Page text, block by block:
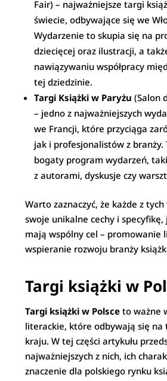
Fair) – najważniejsze targi
świecie, odbywające się we
Wydarzenie to skupia się na
dziecięcej oraz ilustracji, a
nawiązywaniu współpracy
tej dziedzinie.
Targi Książki w Paryżu (Salon
– jedno z najważniejszych
we Francji, które przyciąga
jak i profesjonalistów z
bogaty program wydarzeń,
z autorami, dyskusje czy
Warto zaznaczyć, że każde z
swoje unikalne cechy i
mają wspólny cel – promowanie
wspieranie rozwoju branży
Targi książki w
Targi książki w Polsce to ważne
literackie, które odbywają się na
kraju. W tej części artykułu
najważniejszych z nich, ich
znaczenie dla polskiego rynku